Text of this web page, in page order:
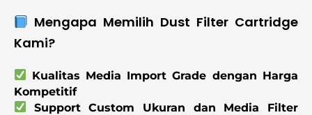
Mengapa Memilih Dust Filter Cartridge
Kami?
Kualitas Media Import Grade dengan Harga
Kompetitif
Support Custom Ukuran dan Media Filter